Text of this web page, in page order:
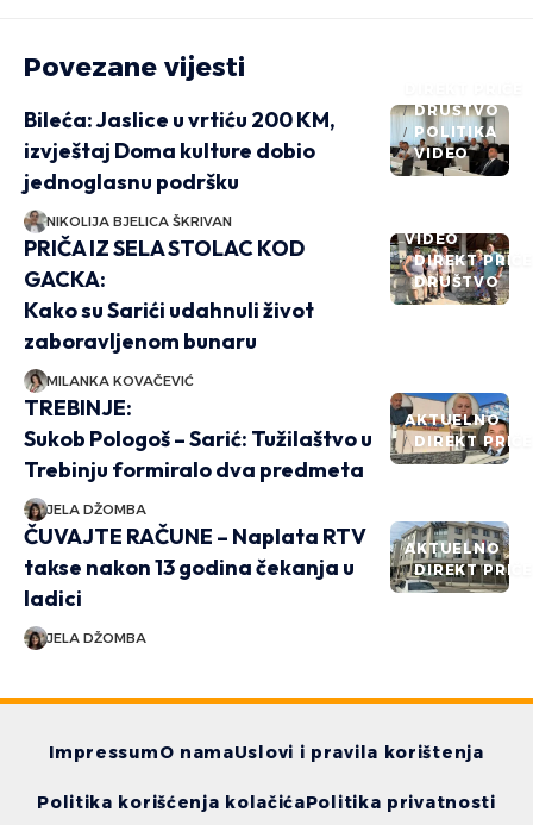
Povezane vijesti
DRUŠTVO
POLITIKA
VIDEO
Bileća: Jaslice u vrtiću 200 KM,
izvještaj Doma kulture dobio
jednoglasnu podršku
NIKOLIJA BJELICA ŠKRIVAN
VIDEO
DIREKT PRIČE
DRUŠTVO
PRIČA IZ SELA STOLAC KOD
GACKA:
Kako su Sarići udahnuli život
zaboravljenom bunaru
MILANKA KOVAČEVIĆ
AKTUELNO
DIREKT PRIČE
TREBINJE:
Sukob Pologoš – Sarić: Tužilaštvo u
Trebinju formiralo dva predmeta
JELA DŽOMBA
AKTUELNO
DIREKT PRIČE
ČUVAJTE RAČUNE – Naplata RTV
takse nakon 13 godina čekanja u
ladici
JELA DŽOMBA
ImpressumO namaUslovi i pravila korištenja
Politika korišćenja kolačićaPolitika privatnosti